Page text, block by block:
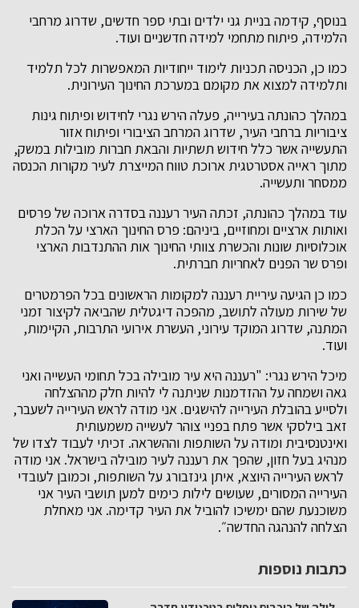
בנוסף, קידמה בניית גני ילדים ובתי ספר חדשים, שדרוג מרחבי
הלמידה, פיתוח מתחמי למידה חדשניים ועוד.
כמו כן, הכניסה תכניות לימוד ייחודיות המאפשרות לכל תלמיד
ותלמידה למצוא את מקומם במערכת החינוך העירונית.
במהלך כהונתה בעירייה, פעלה הירש נגרי לחידוש ופיתוח גינות
ציבוריות ברחבי העיר, שדרוג המרחב הציבורי ופיתוח אזור
התעשייה אשר כלל חידוש תשתיות והבאת חברות מובילות במשק,
מתוך ראייה אסטרטגית ארוכת טווח המייצרת לעיר מקורות הכנסה
ממסחר ותעשייה.
עוד במהלך כהונתה, זכתה העיר רעננה בסדרה ארוכה של פרסים
ואותות ארציים ומחוזיים, ביניהם: פרס החינוך הארצי על הכלת
אוכלוסיות שונות והכשרת צוותי החינוך אות ההתנדבות הארצי
ופרס שר הפנים לאחריות חברתית.
כמו כן הגיעה עיריית רעננה למקומות הראשונים בכל הפרמטרים
של שירות מעולה לתושב, מהפכה דיגטלית שהביאה לקיצור זמני
המתנה, שדרוג המוקד עירוני, העשרת אירועי התרבות, הקיימות,
ועוד.
מיכל הירש נגרי: "רעננה היא עיר מובילה בכל תחומי העשייה ואני
גאה ושמחה על ההזדמנות שניתנה לי להיות חלק מההצלחה
ולסייע בהובלת העירייה להישגים. אני מודה לראש העירייה לשעבר,
זאב בילסקי אשר פתח בפניי צוהר לעשייה משמעותית
ואינטנסיבית ומודה על השותפות וההשראה. זכיתי לעבוד לצדו של
מנהיג בעל חזון, שהפך את רעננה לעיר מובילה בישראל. אני מודה
לראש העירייה היוצא, איתן גינזבורג על השותפות, וכמובן לעובדי
העירייה המסורים, שעושים לילות כימים למען תושבי העיר אני
משוכנעת שהם ימשיכו להוביל את העיר קדימה. אני מאחלת
הצלחה להנהגה החדשה״.
כתבות נוספות